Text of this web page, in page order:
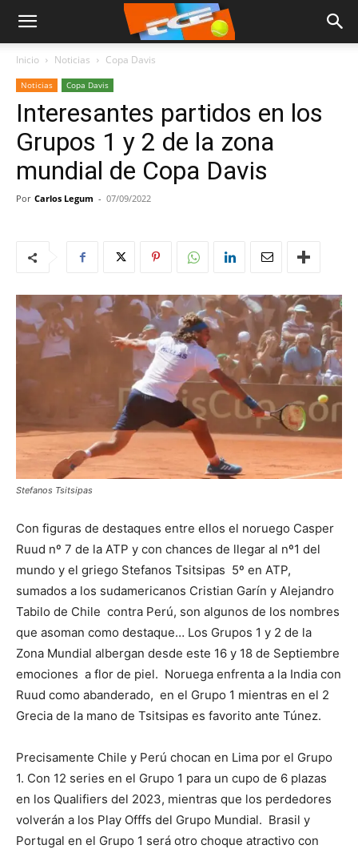
Inicio Noticias Copa Davis
Noticias Copa Davis
Interesantes partidos en los
Grupos 1 y 2 de la zona
mundial de Copa Davis
Por Carlos Legum - 07/09/2022
Stefanos Tsitsipas
Con figuras de destaques entre ellos el noruego Casper
Ruud nº 7 de la ATP y con chances de llegar al nº1 del
mundo y el griego Stefanos Tsitsipas 5º en ATP,
sumados a los sudamericanos Cristian Garín y Alejandro
Tabilo de Chile contra Perú, son algunos de los nombres
que asoman como destaque… Los Grupos 1 y 2 de la
Zona Mundial albergan desde este 16 y 18 de Septiembre
emociones a flor de piel. Noruega enfrenta a la India con
Ruud como abanderado, en el Grupo 1 mientras en el 2
Grecia de la mano de Tsitsipas es favorito ante Túnez.
Precisamente Chile y Perú chocan en Lima por el Grupo
1. Con 12 series en el Grupo 1 para un cupo de 6 plazas
en los Qualifiers del 2023, mientras que los perdedores
volverán a los Play Offfs del Grupo Mundial. Brasil y
Portugal en el Grupo 1 será otro choque atractivo con